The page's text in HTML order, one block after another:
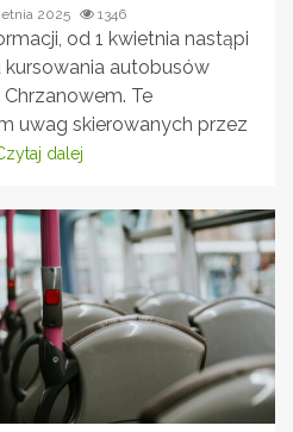
2025 1346
od 1 kwietnia nastąpi
autobusów
Te
uwag skierowanych przez
dalej